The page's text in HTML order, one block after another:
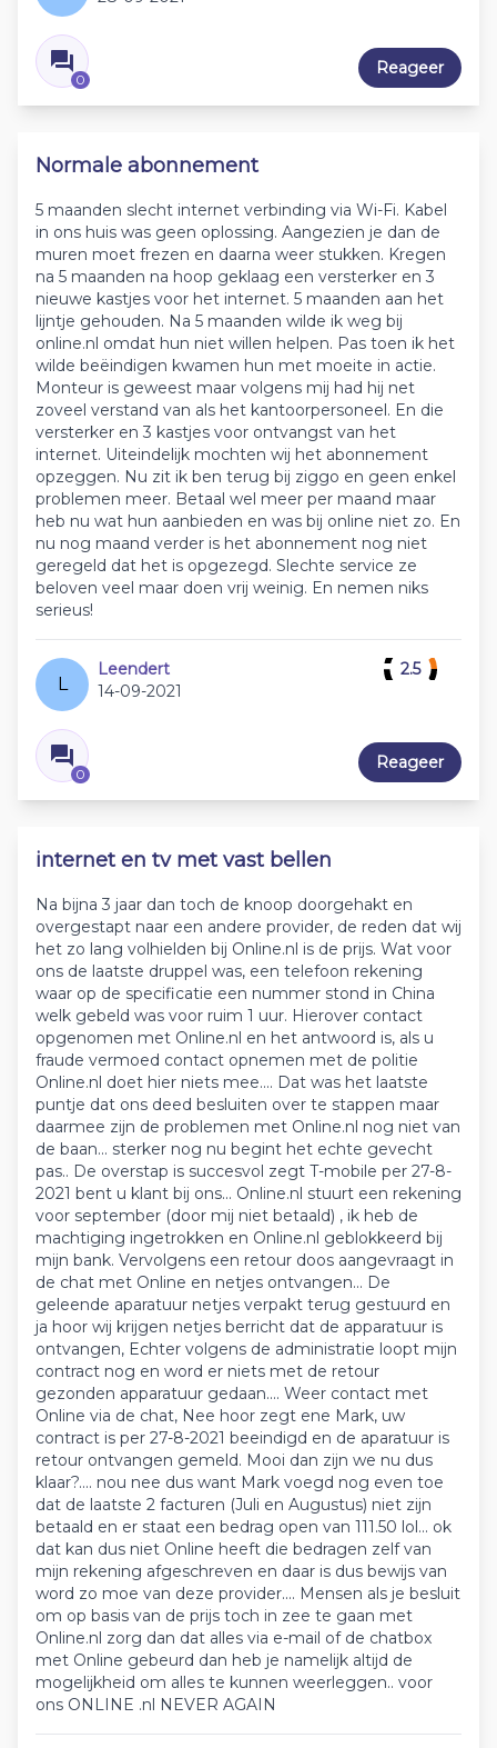
0
Reageer
Normale abonnement
5 maanden slecht internet verbinding via Wi-Fi. Kabel
in ons huis was geen oplossing. Aangezien je dan de
muren moet frezen en daarna weer stukken. Kregen
na 5 maanden na hoop geklaag een versterker en 3
nieuwe kastjes voor het internet. 5 maanden aan het
lijntje gehouden. Na 5 maanden wilde ik weg bij
online.nl omdat hun niet willen helpen. Pas toen ik het
wilde beëindigen kwamen hun met moeite in actie.
Monteur is geweest maar volgens mij had hij net
zoveel verstand van als het kantoorpersoneel. En die
versterker en 3 kastjes voor ontvangst van het
internet. Uiteindelijk mochten wij het abonnement
opzeggen. Nu zit ik ben terug bij ziggo en geen enkel
problemen meer. Betaal wel meer per maand maar
heb nu wat hun aanbieden en was bij online niet zo. En
nu nog maand verder is het abonnement nog niet
geregeld dat het is opgezegd. Slechte service ze
beloven veel maar doen vrij weinig. En nemen niks
serieus!
L
Leendert
14-09-2021
0
2.5
Reageer
internet en tv met vast bellen
Na bijna 3 jaar dan toch de knoop doorgehakt en
overgestapt naar een andere provider, de reden dat wij
het zo lang volhielden bij Online.nl is de prijs. Wat voor
ons de laatste druppel was, een telefoon rekening
waar op de specificatie een nummer stond in China
welk gebeld was voor ruim 1 uur. Hierover contact
opgenomen met Online.nl en het antwoord is, als u
fraude vermoed contact opnemen met de politie
Online.nl doet hier niets mee.... Dat was het laatste
puntje dat ons deed besluiten over te stappen maar
daarmee zijn de problemen met Online.nl nog niet van
de baan... sterker nog nu begint het echte gevecht
pas.. De overstap is succesvol zegt T-mobile per 27-8-
2021 bent u klant bij ons... Online.nl stuurt een rekening
voor september (door mij niet betaald) , ik heb de
machtiging ingetrokken en Online.nl geblokkeerd bij
mijn bank. Vervolgens een retour doos aangevraagt in
de chat met Online en netjes ontvangen... De
geleende aparatuur netjes verpakt terug gestuurd en
ja hoor wij krijgen netjes berricht dat de apparatuur is
ontvangen, Echter volgens de administratie loopt mijn
contract nog en word er niets met de retour
gezonden apparatuur gedaan.... Weer contact met
Online via de chat, Nee hoor zegt ene Mark, uw
contract is per 27-8-2021 beeindigd en de aparatuur is
retour ontvangen gemeld. Mooi dan zijn we nu dus
klaar?.... nou nee dus want Mark voegd nog even toe
dat de laatste 2 facturen (Juli en Augustus) niet zijn
betaald en er staat een bedrag open van 111.50 lol... ok
dat kan dus niet Online heeft die bedragen zelf van
mijn rekening afgeschreven en daar is dus bewijs van
word zo moe van deze provider.... Mensen als je besluit
om op basis van de prijs toch in zee te gaan met
Online.nl zorg dan dat alles via e-mail of de chatbox
met Online gebeurd dan heb je namelijk altijd de
mogelijkheid om alles te kunnen weerleggen.. voor
ons ONLINE .nl NEVER AGAIN